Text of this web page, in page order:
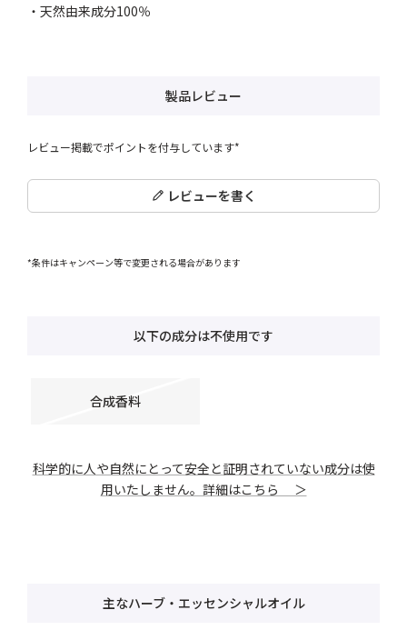
・天然由来成分100％
製品レビュー
レビュー掲載でポイントを付与しています*
レビューを書く
*条件はキャンペーン等で変更される場合があります
以下の成分は不使用です
合成香料
科学的に人や自然にとって安全と証明されていない成分は使
用いたしません。詳細はこちら ＞
主なハーブ・エッセンシャルオイル